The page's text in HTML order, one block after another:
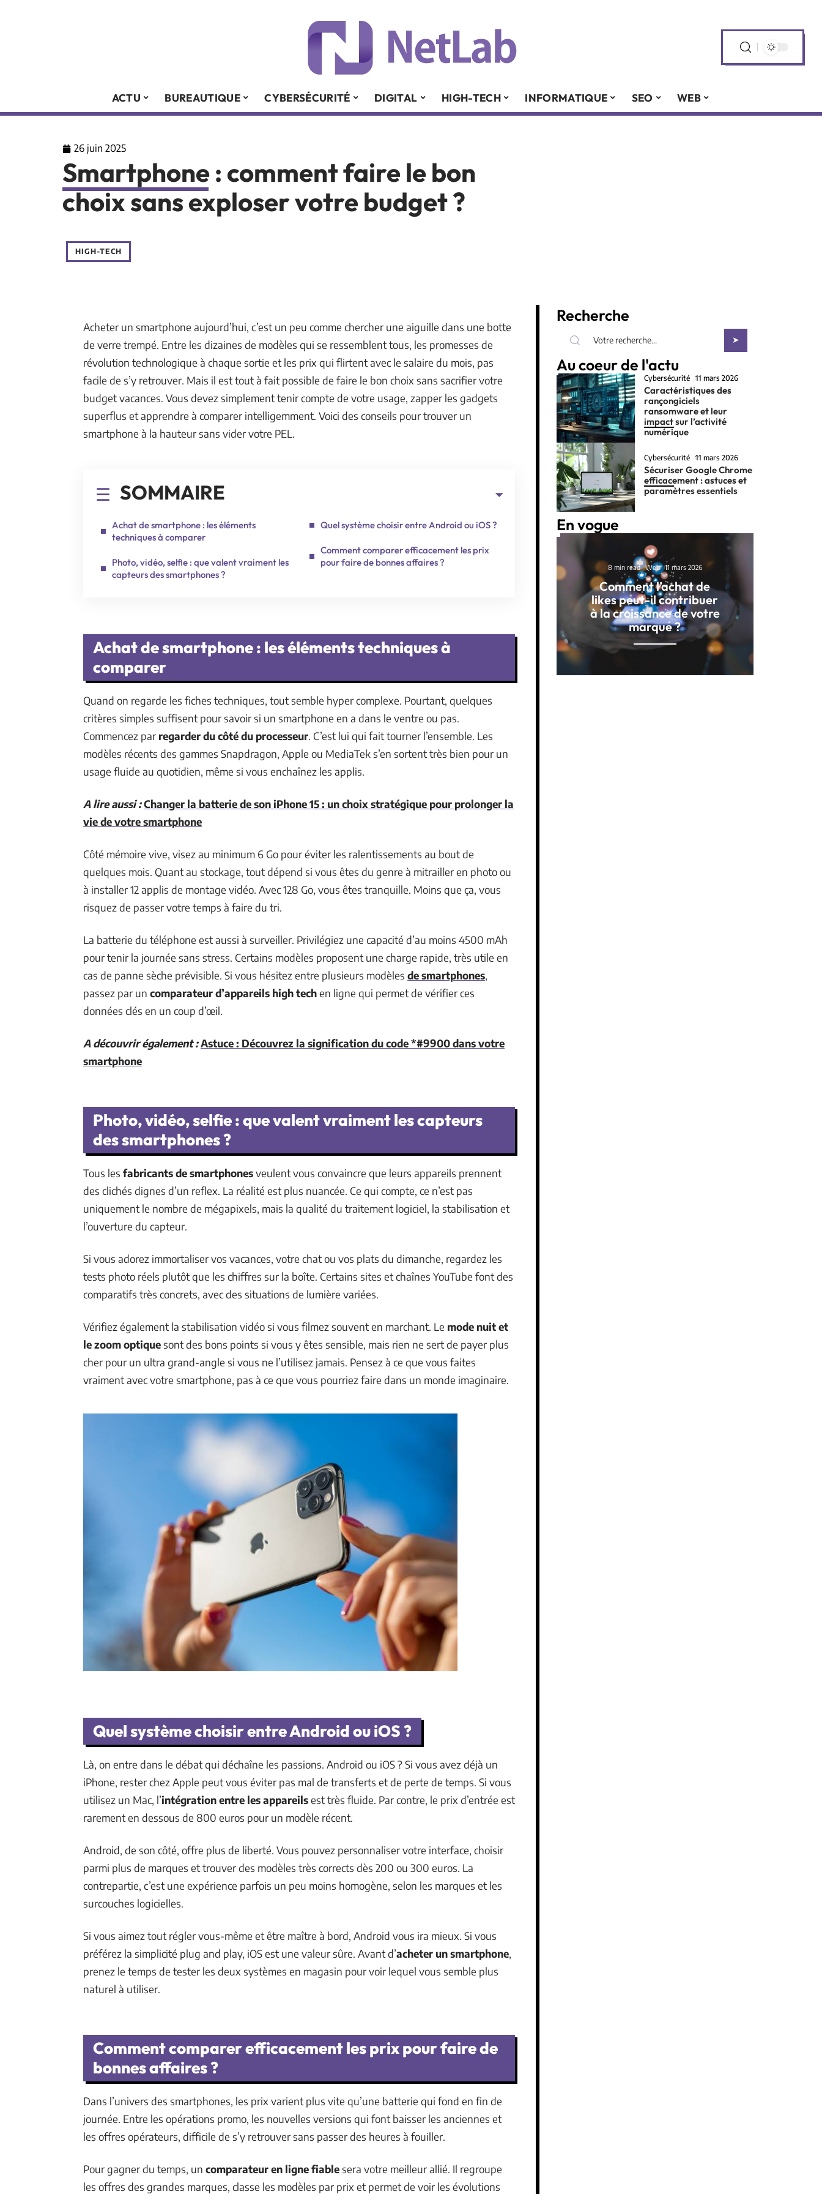
ACTU BUREAUTIQUE CYBERSÉCURITÉ DIGITAL HIGH-TECH INFORMATIQUE SEO WEB
26 juin 2025
Smartphone : comment faire le bon
choix sans exploser votre budget ?
HIGH-TECH
Acheter un smartphone aujourd’hui, c’est un peu comme chercher une aiguille dans une botte
de verre trempé. Entre les dizaines de modèles qui se ressemblent tous, les promesses de
révolution technologique à chaque sortie et les prix qui flirtent avec le salaire du mois, pas
facile de s’y retrouver. Mais il est tout à fait possible de faire le bon choix sans sacrifier votre
budget vacances. Vous devez simplement tenir compte de votre usage, zapper les gadgets
superflus et apprendre à comparer intelligemment. Voici des conseils pour trouver un
smartphone à la hauteur sans vider votre PEL.
SOMMAIRE
Achat de smartphone : les éléments
techniques à comparer
Photo, vidéo, selfie : que valent vraiment les
capteurs des smartphones ?
Quel système choisir entre Android ou iOS ?
Comment comparer efficacement les prix
pour faire de bonnes affaires ?
Achat de smartphone : les éléments techniques à
comparer
Quand on regarde les fiches techniques, tout semble hyper complexe. Pourtant, quelques
critères simples suffisent pour savoir si un smartphone en a dans le ventre ou pas.
Commencez par regarder du côté du processeur. C’est lui qui fait tourner l’ensemble. Les
modèles récents des gammes Snapdragon, Apple ou MediaTek s’en sortent très bien pour un
usage fluide au quotidien, même si vous enchaînez les applis.
A lire aussi :Changer la batterie de son iPhone 15 : un choix stratégique pour prolonger la
vie de votre smartphone
Côté mémoire vive, visez au minimum 6 Go pour éviter les ralentissements au bout de
quelques mois. Quant au stockage, tout dépend si vous êtes du genre à mitrailler en photo ou
à installer 12 applis de montage vidéo. Avec 128 Go, vous êtes tranquille. Moins que ça, vous
risquez de passer votre temps à faire du tri.
La batterie du téléphone est aussi à surveiller. Privilégiez une capacité d’au moins 4500 mAh
pour tenir la journée sans stress. Certains modèles proposent une charge rapide, très utile en
cas de panne sèche prévisible. Si vous hésitez entre plusieurs modèles de smartphones,
passez par un comparateur d’appareils high techen ligne qui permet de vérifier ces
données clés en un coup d’œil.
A découvrir également :Astuce : Découvrez la signification du code *#9900 dans votre
smartphone
Photo, vidéo, selfie : que valent vraiment les capteurs
des smartphones ?
Tous les fabricants de smartphonesveulent vous convaincre que leurs appareils prennent
des clichés dignes d’un reflex. La réalité est plus nuancée. Ce qui compte, ce n’est pas
uniquement le nombre de mégapixels, mais la qualité du traitement logiciel, la stabilisation et
l’ouverture du capteur.
Si vous adorez immortaliser vos vacances, votre chat ou vos plats du dimanche, regardez les
tests photo réels plutôt que les chiffres sur la boîte. Certains sites et chaînes YouTube font des
comparatifs très concrets, avec des situations de lumière variées.
Vérifiez également la stabilisation vidéo si vous filmez souvent en marchant. Le mode nuit et
le zoom optiquesont des bons points si vous y êtes sensible, mais rien ne sert de payer plus
cher pour un ultra grand-angle si vous ne l’utilisez jamais. Pensez à ce que vous faites
vraiment avec votre smartphone, pas à ce que vous pourriez faire dans un monde imaginaire.
Quel système choisir entre Android ou iOS ?
Là, on entre dans le débat qui déchaîne les passions. Android ou iOS ? Si vous avez déjà un
iPhone, rester chez Apple peut vous éviter pas mal de transferts et de perte de temps. Si vous
utilisez un Mac, l’intégration entre les appareilsest très fluide. Par contre, le prix d’entrée est
rarement en dessous de 800 euros pour un modèle récent.
Android, de son côté, offre plus de liberté. Vous pouvez personnaliser votre interface, choisir
parmi plus de marques et trouver des modèles très corrects dès 200 ou 300 euros. La
contrepartie, c’est une expérience parfois un peu moins homogène, selon les marques et les
surcouches logicielles.
Si vous aimez tout régler vous-même et être maître à bord, Android vous ira mieux. Si vous
préférez la simplicité plug and play, iOS est une valeur sûre. Avant d’acheter un smartphone,
prenez le temps de tester les deux systèmes en magasin pour voir lequel vous semble plus
naturel à utiliser.
Comment comparer efficacement les prix pour faire de
bonnes affaires ?
Dans l’univers des smartphones, les prix varient plus vite qu’une batterie qui fond en fin de
journée. Entre les opérations promo, les nouvelles versions qui font baisser les anciennes et
les offres opérateurs, difficile de s’y retrouver sans passer des heures à fouiller.
Pour gagner du temps, un comparateur en ligne fiablesera votre meilleur allié. Il regroupe
les offres des grandes marques, classe les modèles par prix et permet de voir les évolutions
Recherche
Au coeur de l'actu
Cybersécurité 11 mars 2026
Caractéristiques des
rançongiciels
ransomware et leur
impact sur l’activité
numérique
Cybersécurité 11 mars 2026
Sécuriser Google Chrome
efficacement : astuces et
paramètres essentiels
En vogue
8 min read Web 11 mars 2026
Comment l’achat de
likes peut-il contribuer
à la croissance de votre
marque ?